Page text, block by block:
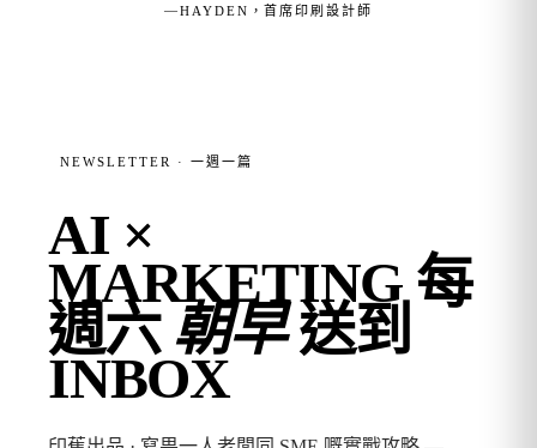
—HAYDEN，首席印刷設計師
NEWSLETTER · 一週一篇
AI ×
MARKETING 每
週六 朝早送到
INBOX